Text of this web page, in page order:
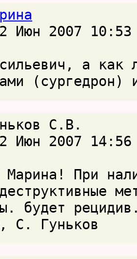
2007 10:53
а как
(сургедрон)
С.В.
2007 14:56
Марина! При
будет
С. Гуньков